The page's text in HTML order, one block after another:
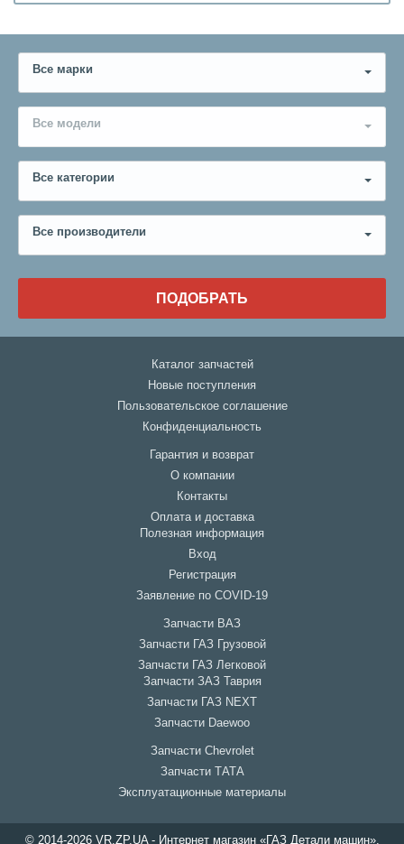
Все марки
Все модели
Все категории
Все производители
ПОДОБРАТЬ
Каталог запчастей
Новые поступления
Пользовательское соглашение
Конфиденциальность
Гарантия и возврат
О компании
Контакты
Оплата и доставка
Полезная информация
Вход
Регистрация
Заявление по COVID-19
Запчасти ВАЗ
Запчасти ГАЗ Грузовой
Запчасти ГАЗ Легковой
Запчасти ЗАЗ Таврия
Запчасти ГАЗ NEXT
Запчасти Daewoo
Запчасти Chevrolet
Запчасти ТАТА
Эксплуатационные материалы
© 2014-2026 VR.ZP.UA - Интернет магазин «ГАЗ Детали машин».